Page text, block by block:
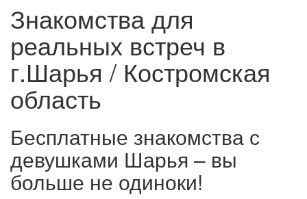
Знакомства для
реальных встреч в
г.Шарья / Костромская
область
Бесплатные знакомства с
девушками Шарья – вы
больше не одиноки!